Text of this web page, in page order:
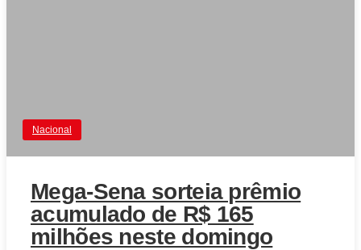
Nacional
Mega-Sena sorteia prêmio
acumulado de R$ 165
milhões neste domingo